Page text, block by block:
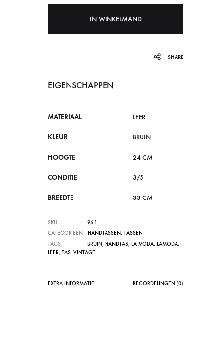
IN WINKELMAND
SHARE
EIGENSCHAPPEN
MATERIAAL LEER
KLEUR BRUIN
HOOGTE 24 CM
CONDITIE 3/5
BREEDTE 33 CM
SKU
96.1
CATEGORIEEN
HANDTASSEN, TASSEN
TAGS
BRUIN, HANDTAS, LA MODA, LAMODA,
LEER, TAS, VINTAGE
EXTRA INFORMATIE BEOORDELINGEN (0)